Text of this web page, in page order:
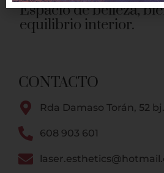
CONTACTO
Rda Damaso Torán, 52
608 903 601
Espacio de belleza,
equilibrio interior.